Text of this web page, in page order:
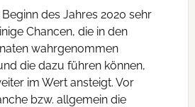
des Jahres 2020 sehr
Chancen, die in den
wahrgenommen
die dazu führen können,
im Wert ansteigt. Vor
bzw. allgemein die